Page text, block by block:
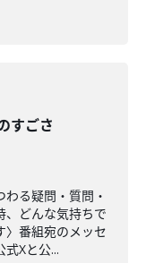
すごさ
る疑問・質問・
、どんな気持ちで
〉番組宛のメッセ
Xと公...